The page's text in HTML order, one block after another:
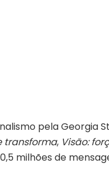
pela Georgia
transforma, Visão:
milhões de